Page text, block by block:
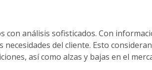
con análisis sofisticados. Con
del cliente. Esto
así como alzas y bajas en el